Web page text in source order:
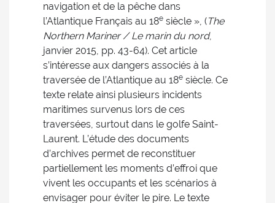
navigation et de la pêche dans
l’Atlantique Français au 18e siècle », (The
Northern Mariner / Le marin du nord,
janvier 2015, pp. 43-64). Cet article
s’intéresse aux dangers associés à la
traversée de l’Atlantique au 18e siècle. Ce
texte relate ainsi plusieurs incidents
maritimes survenus lors de ces
traversées, surtout dans le golfe Saint-
Laurent. L’étude des documents
d’archives permet de reconstituer
partiellement les moments d’effroi que
vivent les occupants et les scénarios à
envisager pour éviter le pire. Le texte